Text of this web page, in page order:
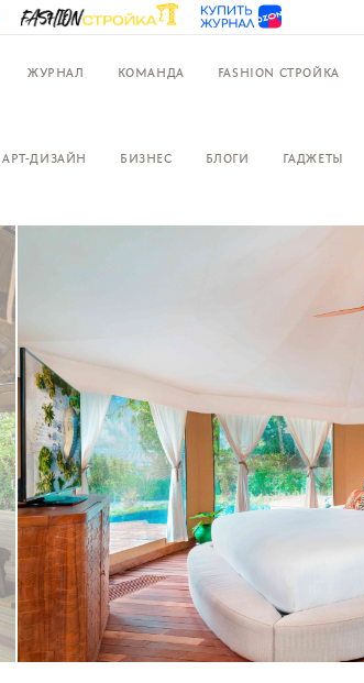
ЖУРНАЛ КОМАНДА FASHION СТРОЙКА
АРТ-ДИЗАЙН БИЗНЕС БЛОГИ ГАДЖЕТЫ